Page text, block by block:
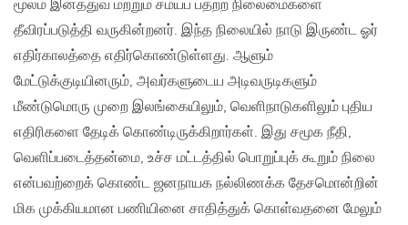
மூலம் இனத்துவ மற்றும் சமயப் பதற்ற நிலைமைகளை
தீவிரப்படுத்தி வருகின்றனர். இந்த நிலையில் நாடு இருண்ட ஓர்
எதிர்காலத்தை எதிர்கொண்டுள்ளது. ஆளும்
மேட்டுக்குடியினரும், அவர்களுடைய அடிவருடிகளும்
மீண்டுமொரு முறை இலங்கையிலும், வெளிநாடுகளிலும் புதிய
எதிரிகளை தேடிக் கொண்டிருக்கிறார்கள். இது சமூக நீதி,
வெளிப்படைத்தன்மை, உச்ச மட்டத்தில் பொறுப்புக் கூறும் நிலை
என்பவற்றைக் கொண்ட ஜனநாயக நல்லிணக்க தேசமொன்றின்
மிக முக்கியமான பணியினை சாதித்துக் கொள்வதனை மேலும்